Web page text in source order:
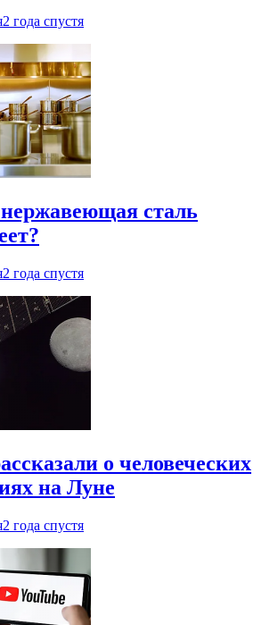
2 года спустя
сталь
2 года спустя
о человеческих
на Луне
2 года спустя